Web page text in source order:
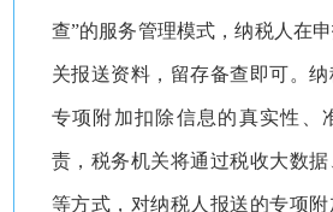
查”的服务管理模式，纳税人在
关报送资料，留存备查即可。
专项附加扣除信息的真实性、
责，税务机关将通过税收大数
等方式，对纳税人报送的专项